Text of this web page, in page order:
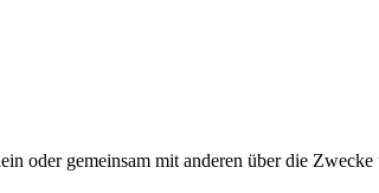
oder gemeinsam mit anderen über die